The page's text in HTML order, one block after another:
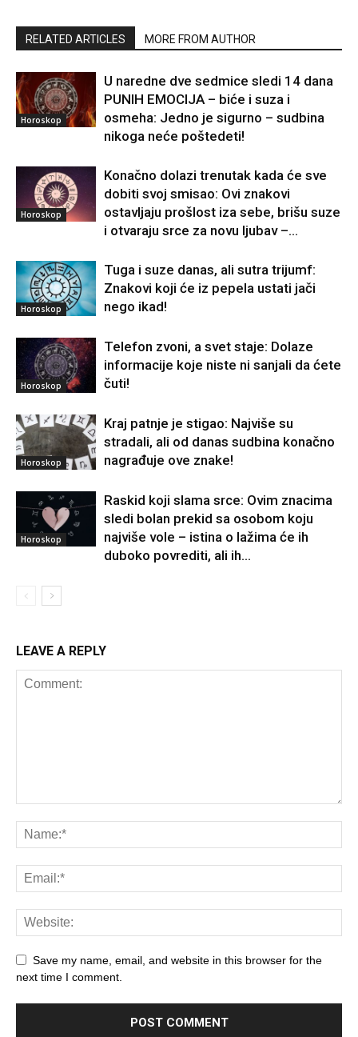
RELATED ARTICLES MORE FROM AUTHOR
Horoskop
U naredne dve sedmice sledi 14 dana
PUNIH EMOCIJA – biće i suza i
osmeha: Jedno je sigurno – sudbina
nikoga neće poštedeti!
Horoskop
Konačno dolazi trenutak kada će sve
dobiti svoj smisao: Ovi znakovi
ostavljaju prošlost iza sebe, brišu suze
i otvaraju srce za novu ljubav –...
Horoskop
Tuga i suze danas, ali sutra trijumf:
Znakovi koji će iz pepela ustati jači
nego ikad!
Horoskop
Telefon zvoni, a svet staje: Dolaze
informacije koje niste ni sanjali da ćete
čuti!
Horoskop
Kraj patnje je stigao: Najviše su
stradali, ali od danas sudbina konačno
nagrađuje ove znake!
Horoskop
Raskid koji slama srce: Ovim znacima
sledi bolan prekid sa osobom koju
najviše vole – istina o lažima će ih
duboko povrediti, ali ih...
LEAVE A REPLY
Save my name, email, and website in this browser for the
next time I comment.